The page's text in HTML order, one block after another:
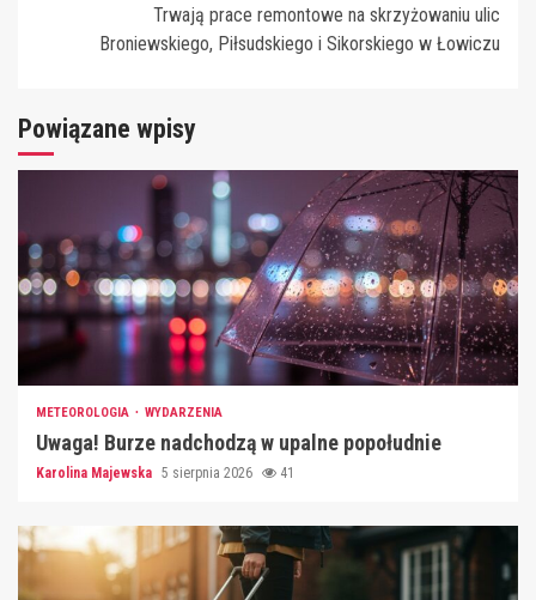
Trwają prace remontowe na skrzyżowaniu ulic
Broniewskiego, Piłsudskiego i Sikorskiego w Łowiczu
Powiązane wpisy
METEOROLOGIA WYDARZENIA
Uwaga! Burze nadchodzą w upalne popołudnie
Karolina Majewska 5 sierpnia 2026 41